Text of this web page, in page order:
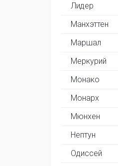
Лидер
Манхэттен
Маршал
Меркурий
Монако
Монарх
Мюнхен
Нептун
Одиссей